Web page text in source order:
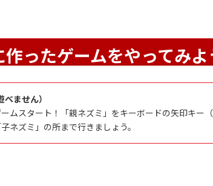
作ったゲームをやってみよ
ません）
ームスタート！「親ネズミ」をキーボードの矢印キ
ネズミ」の所まで行きましょう。